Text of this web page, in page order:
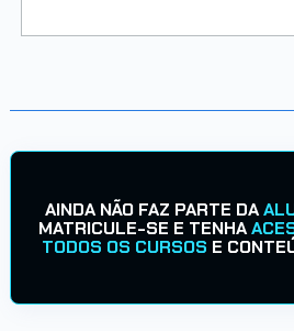
AINDA NÃO FAZ PARTE DA
MATRICULE-SE E TENHA
TODOS OS CURSOS E